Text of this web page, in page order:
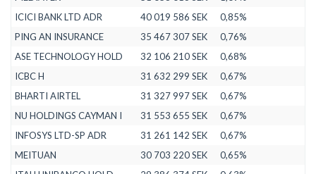
ICICI BANK LTD ADR
40 019 586 SEK
0,85%
PING AN INSURANCE
35 467 307 SEK
0,76%
ASE TECHNOLOGY HOLD
32 106 210 SEK
0,68%
ICBC H
31 632 299 SEK
0,67%
BHARTI AIRTEL
31 327 997 SEK
0,67%
NU HOLDINGS CAYMAN I
31 553 655 SEK
0,67%
INFOSYS LTD-SP ADR
31 261 142 SEK
0,67%
MEITUAN
30 703 220 SEK
0,65%